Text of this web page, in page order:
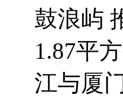
鼓浪屿
1.87平
江与厦